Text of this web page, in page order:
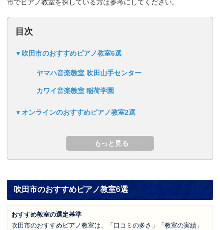
市でピアノ教室を探している方は参考にしてください。
目次
吹田市のおすすめピアノ教室6選
ヤマハ音楽教室 吹田山手センター
カワイ音楽教室 稲荷学園
オンラインのおすすめピアノ教室2選
吹田市のおすすめピアノ教室6選
おすすめ教室の選定基準
吹田市のおすすめピアノ教室は、「口コミの多さ」「教室の実績」